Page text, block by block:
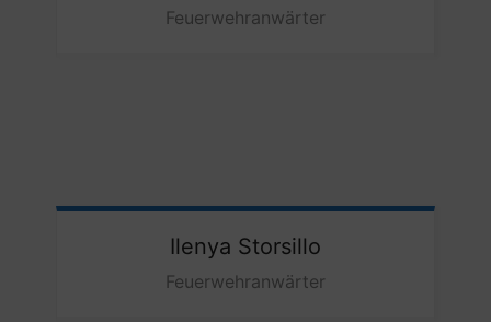
Feuerwehranwärter
Ilenya Storsillo
Feuerwehranwärter